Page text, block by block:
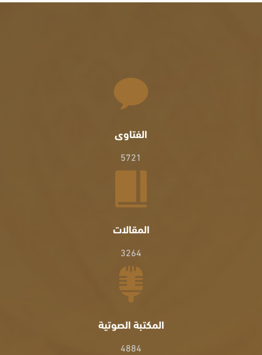
الفتاوى
5721
المقالات
3264
المكتبة الصوتية
4884